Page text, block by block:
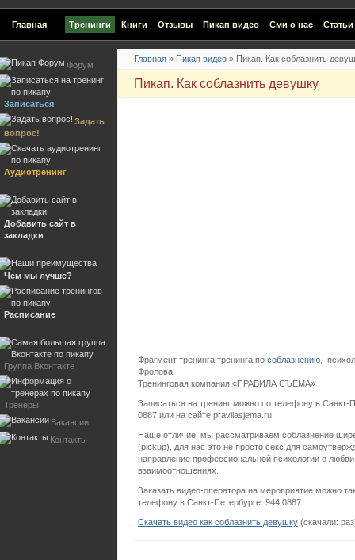
Главная Тренинги Книги Отзывы Пикап видео Сми о нас Статьи
Форум
Записаться
Задать
вопрос!
Аудиотренинг
Добавить сайт в
закладки
Чем мы лучше?
Расписание
Группа Вконтакте
Тренеры
Вакансии
Контакты
Главная » Пикап видео » Пикап. Как соблазнить
Пикап. Как соблазнить девушку
Фрагмент тренинга тренинга по соблазнению ,
Фролова.
Тренинговая компания «ПРАВИЛА СЪЕМА»
Записаться на тренинг можно по телефону в Санкт-
0887 или на сайте pravilasjema.ru
Наше отличие: мы рассматриваем соблазнение
(pickup), для нас это не просто секс для
направление профессиональной психологии о
взаимоотношениях.
Заказать видео-оператора на мероприятие можно
телефону в Санкт-Петербурге: 944 0887
Скачать видео как соблазнить девушку (скачали: